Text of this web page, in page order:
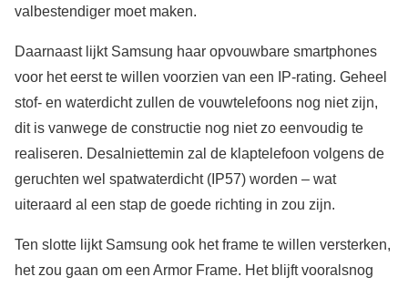
valbestendiger moet maken.
Daarnaast lijkt Samsung haar opvouwbare smartphones
voor het eerst te willen voorzien van een IP-rating. Geheel
stof- en waterdicht zullen de vouwtelefoons nog niet zijn,
dit is vanwege de constructie nog niet zo eenvoudig te
realiseren. Desalniettemin zal de klaptelefoon volgens de
geruchten wel spatwaterdicht (IP57) worden – wat
uiteraard al een stap de goede richting in zou zijn.
Ten slotte lijkt Samsung ook het frame te willen versterken,
het zou gaan om een Armor Frame. Het blijft vooralsnog